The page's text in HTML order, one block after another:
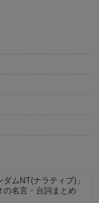
ダムNT(ナラティブ)」
の名言・台詞まとめ